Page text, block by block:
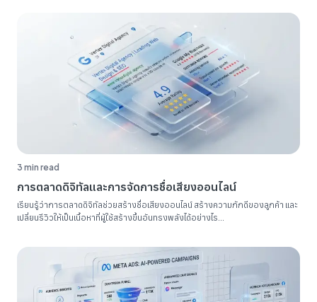
3 min read
การตลาดดิจิทัลและการจัดการชื่อเสียงออนไลน์
เรียนรู้ว่าการตลาดดิจิทัลช่วยสร้างชื่อเสียงออนไลน์ สร้างความภักดีของลูกค้า และ
เปลี่ยนรีวิวให้เป็นเนื้อหาที่ผู้ใช้สร้างขึ้นอันทรงพลังได้อย่างไร...